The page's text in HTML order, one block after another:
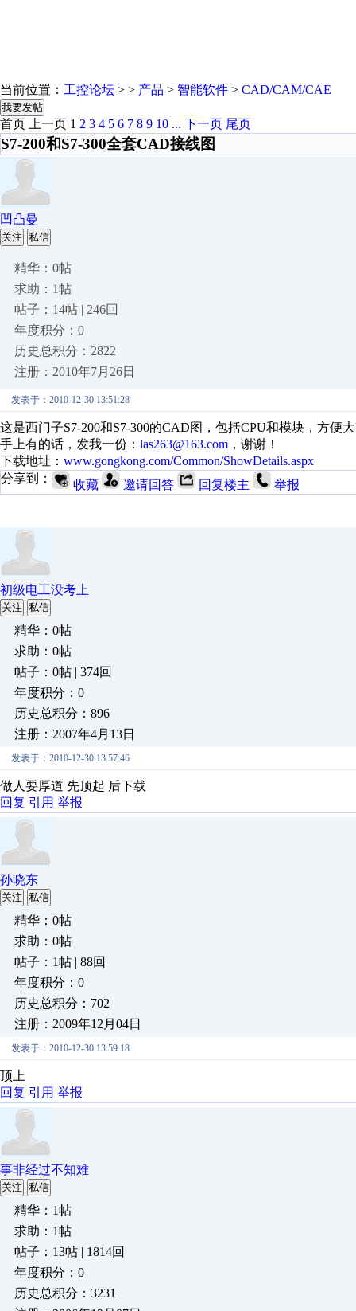
当前位置： 工控论坛 > > 产品 > 智能软件 > CAD/CAM/CAE
我要发帖
首页 上一页 1 2 3 4 5 6 7 8 9 10 ... 下一页 尾页
S7-200和S7-300全套CAD接线图
凹凸曼
关注 私信
精华：0帖
求助：1帖
帖子：14帖 | 246回
年度积分：0
历史总积分：2822
注册：2010年7月26日
发表于：2010-12-30 13:51:28
这是西门子S7-200和S7-300的CAD图，包括CPU和模块，方便
手上有的话，发我一份： las263@163.com ，谢谢！
下载地址： www.gongkong.com/Common/ShowDetails.aspx
分享到：
收藏 邀请回答 回复楼主 举报
初级电工没考上
关注 私信
精华：0帖
求助：0帖
帖子：0帖 | 374回
年度积分：0
历史总积分：896
注册：2007年4月13日
发表于：2010-12-30 13:57:46
做人要厚道 先顶起 后下载
回复 引用 举报
孙晓东
关注 私信
精华：0帖
求助：0帖
帖子：1帖 | 88回
年度积分：0
历史总积分：702
注册：2009年12月04日
发表于：2010-12-30 13:59:18
顶上
回复 引用 举报
事非经过不知难
关注 私信
精华：1帖
求助：1帖
帖子：13帖 | 1814回
年度积分：0
历史总积分：3231